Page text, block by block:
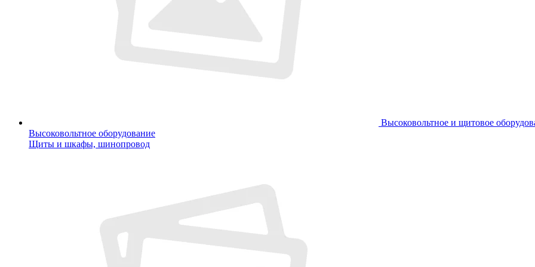
Высоковольтное и щитовое
Высоковольтное оборудование
Щиты и шкафы, шинопровод